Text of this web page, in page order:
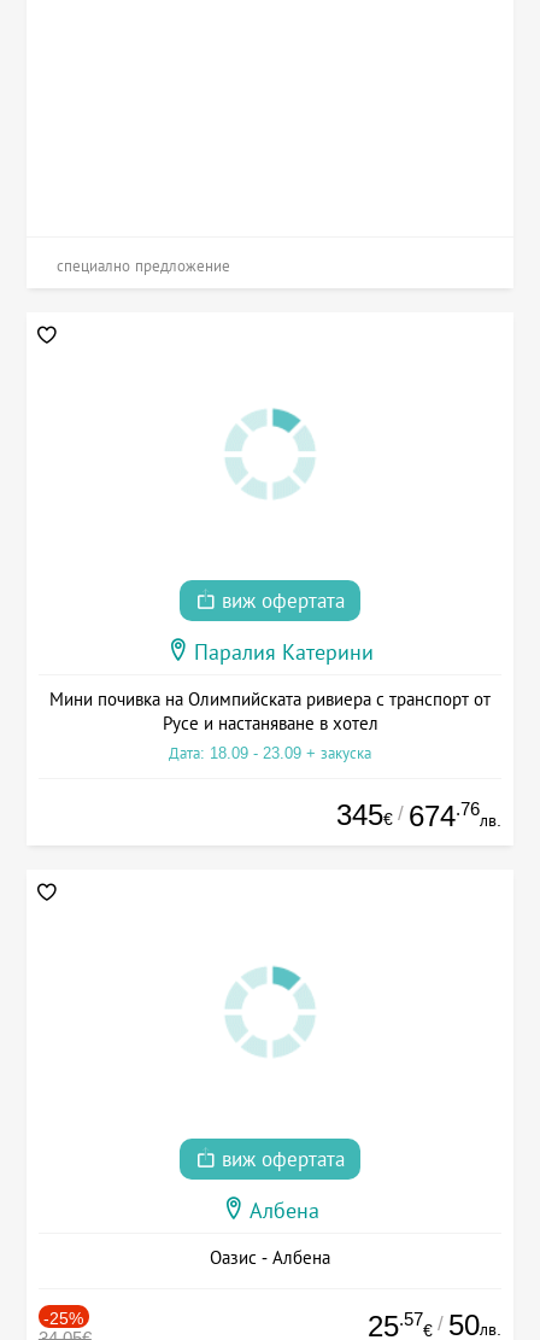
специално предложение
виж офертата
Паралия Катерини
Мини почивка на Олимпийската ривиера с транспорт от
Русе и настаняване в хотел
Дата: 18.09 - 23.09 + закуска
345€ / 674.76
лв.
виж офертата
Албена
Оазис - Албена
-25% 25.57
€ / 50лв.